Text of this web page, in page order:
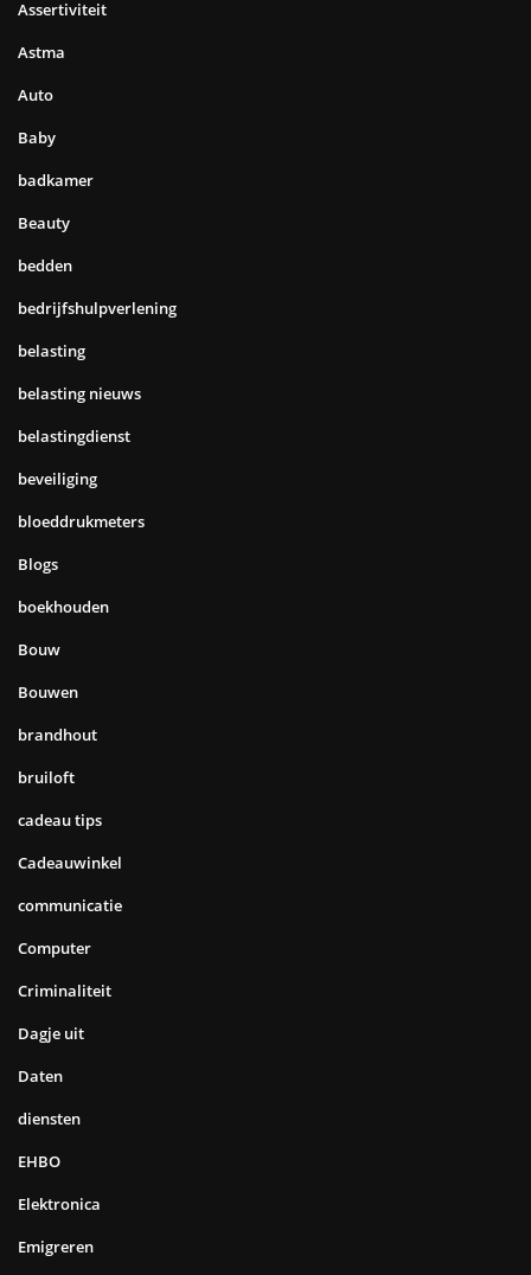
Assertiviteit
Astma
Auto
Baby
badkamer
Beauty
bedden
bedrijfshulpverlening
belasting
belasting nieuws
belastingdienst
beveiliging
bloeddrukmeters
Blogs
boekhouden
Bouw
Bouwen
brandhout
bruiloft
cadeau tips
Cadeauwinkel
communicatie
Computer
Criminaliteit
Dagje uit
Daten
diensten
EHBO
Elektronica
Emigreren